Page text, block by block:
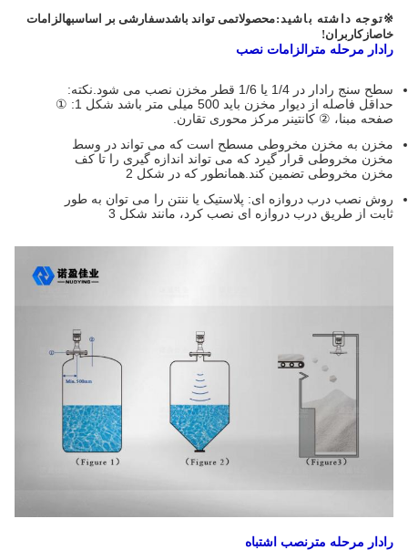
※توجه داشته باشید:محصولاتمی تواند باشدسفارشی بر اساسبهالزامات
خاصازکاربران!
رادار مرحله مترالزامات نصب
سطح سنج رادار در 1/4 یا 1/6 قطر مخزن نصب می شود.نکته:
حداقل فاصله از دیوار مخزن باید 500 میلی متر باشد شکل 1: ①
صفحه مبنا، ② کانتینر مرکز محوری تقارن.
مخزن به مخزن مخروطی مسطح است که می تواند در وسط
مخزن مخروطی قرار گیرد که می تواند اندازه گیری را تا کف
مخزن مخروطی تضمین کند.همانطور که در شکل 2
روش نصب درب دروازه ای: پلاستیک یا ننتن را می توان به طور
ثابت از طریق درب دروازه ای نصب کرد، مانند شکل 3
رادار مرحله مترنصب اشتباه